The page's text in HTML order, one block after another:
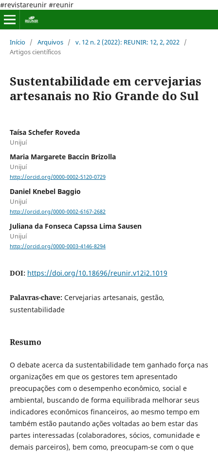
#revistareunir #reunir
Início / Arquivos / v. 12 n. 2 (2022): REUNIR: 12, 2, 2022 /
Artigos científicos
Sustentabilidade em cervejarias
artesanais no Rio Grande do Sul
Taísa Schefer Roveda
Unijuí
Maria Margarete Baccin Brizolla
Unijuí
http://orcid.org/0000-0002-5120-0729
Daniel Knebel Baggio
Unijuí
http://orcid.org/0000-0002-6167-2682
Juliana da Fonseca Capssa Lima Sausen
Unijuí
http://orcid.org/0000-0003-4146-8294
DOI: https://doi.org/10.18696/reunir.v12i2.1019
Palavras-chave: Cervejarias artesanais, gestão,
sustentabilidade
Resumo
O debate acerca da sustentabilidade tem ganhado força nas
organizações em que os gestores tem apresentado
preocupações com o desempenho econômico, social e
ambiental, buscando de forma equilibrada melhorar seus
indicadores econômicos financeiros, ao mesmo tempo em
também estão pautando ações voltadas ao bem estar das
partes interessadas (colaboradores, sócios, comunidade e
demais parceiros), bem como, preocupam-se com o que